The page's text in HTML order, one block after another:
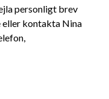
personligt brev
eller kontakta Nina